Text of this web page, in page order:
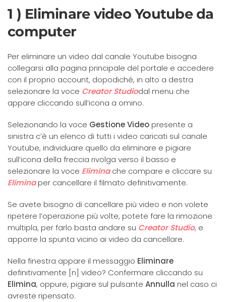
1 ) Eliminare video Youtube da
computer
Per eliminare un video dal canale Youtube bisogna
collegarsi alla pagina principale del portale e accedere
con il proprio account, dopodiché, in alto a destra
selezionare la voce Creator Studiodal menu che
appare cliccando sull’icona a omino.
Selezionando la voce Gestione Videopresente a
sinistra c’è un elenco di tutti i video caricati sul canale
Youtube, individuare quello da eliminare e pigiare
sull’icona della freccia rivolga verso il basso e
selezionare la voce Eliminache compare e cliccare su
Eliminaper cancellare il filmato definitivamente.
Se avete bisogno di cancellare più video e non volete
ripetere l’operazione più volte, potete fare la rimozione
multipla, per farlo basta andare su Creator Studio, e
apporre la spunta vicino ai video da cancellare.
Nella finestra appare il messaggio Eliminare
definitivamente [n] video? Confermare cliccando su
Elimina, oppure, pigiare sul pulsante Annulla nel caso ci
avreste ripensato.